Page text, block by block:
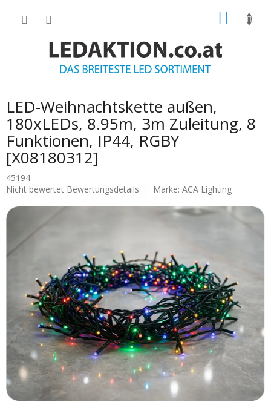
LED-Weihnachtskette außen,
180xLEDs, 8.95m, 3m Zuleitung, 8
Funktionen, IP44, RGBY
[X08180312]
45194
Die
Produktbewertung
von
5
Nicht bewertet Bewertungsdetails Marke: ACA Lighting